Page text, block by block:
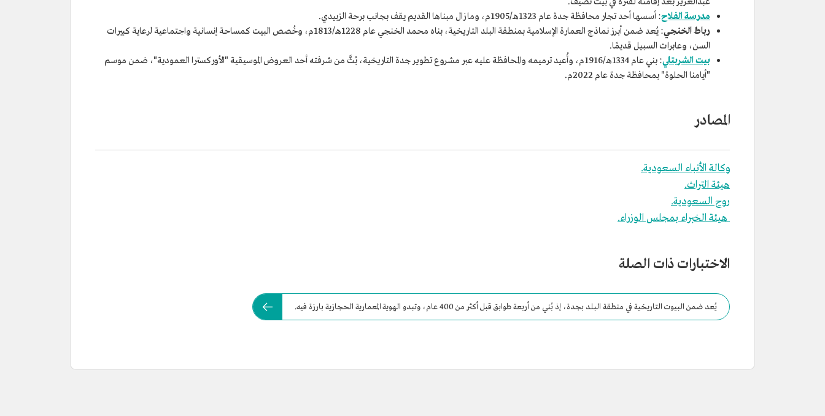
مدرسة الفلاح: أسسها أحد تجار محافظة جدة عام 1323هـ/1905م، وما زال مبناها القديم يقف بجانب برحة الزبيدي.
رباط الخنجي
: يُعد ضمن أبرز نماذج العمارة الإسلامية بمنطقة البلد التاريخية، بناه محمد الخنجي عام 1228هـ/1813م، وخُصص البيت كمساحة إنسانية واجتماعية لرعاية كبيرات
السن، وعابرات السبيل قديمًا.
بيت الشربتلي
: بني عام 1334هـ/1916م، وأُعيد ترميمه والمحافظة عليه عبر مشروع تطوير جدة التاريخية، بُثَّ من شرفته أحد العروض الموسيقية "الأوركسترا العمودية"، ضمن موسم
"أيامنا الحلوة" بمحافظة جدة عام 2022م.
المصادر
وكالة الأنباء السعودية.
هيئة التراث.
روح السعودية.
هيئة الخبراء بمجلس الوزراء.
الاختبارات ذات الصلة
يُعد ضمن البيوت التاريخية في منطقة البلد بجدة، إذ بُني من أربعة طوابق قبل أكثر من 400 عام، وتبدو الهوية المعمارية الحجازية بارزة فيه.